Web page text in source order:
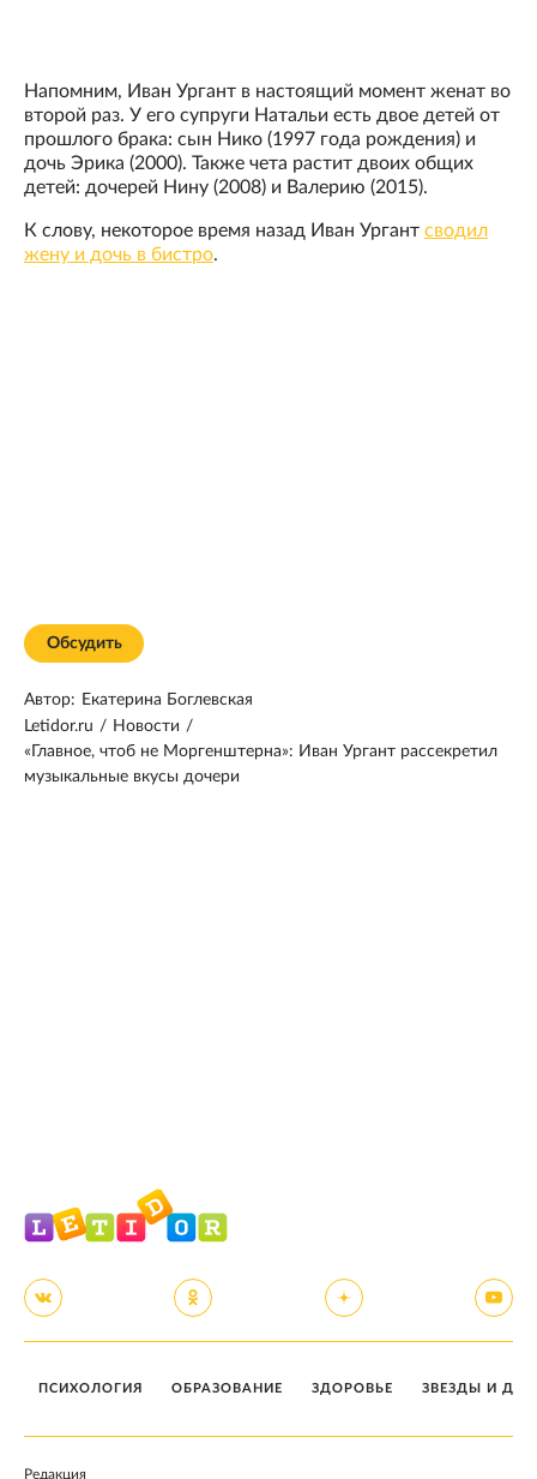
Напомним, Иван Ургант в настоящий момент женат во
второй раз. У его супруги Натальи есть двое детей от
прошлого брака: сын Нико (1997 года рождения) и
дочь Эрика (2000). Также чета растит двоих общих
детей: дочерей Нину (2008) и Валерию (2015).
К слову, некоторое время назад Иван Ургант сводил
жену и дочь в бистро.
Обсудить
Автор: Екатерина Боглевская
Letidor.ru / Новости /
«Главное, чтоб не Моргенштерна»: Иван Ургант рассекретил
музыкальные вкусы дочери
ПСИХОЛОГИЯ ОБРАЗОВАНИЕ ЗДОРОВЬЕ ЗВЕЗДЫ И
Редакция